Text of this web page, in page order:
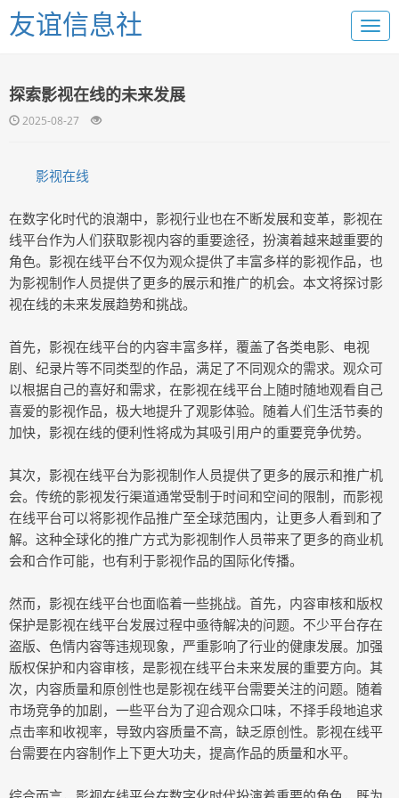
友谊信息社
探索影视在线的未来发展
2025-08-27
影视在线
在数字化时代的浪潮中，影视行业也在不断发展和变革，影视在
线平台作为人们获取影视内容的重要途径，扮演着越来越重要的
角色。影视在线平台不仅为观众提供了丰富多样的影视作品，也
为影视制作人员提供了更多的展示和推广的机会。本文将探讨影
视在线的未来发展趋势和挑战。
首先，影视在线平台的内容丰富多样，覆盖了各类电影、电视
剧、纪录片等不同类型的作品，满足了不同观众的需求。观众可
以根据自己的喜好和需求，在影视在线平台上随时随地观看自己
喜爱的影视作品，极大地提升了观影体验。随着人们生活节奏的
加快，影视在线的便利性将成为其吸引用户的重要竞争优势。
其次，影视在线平台为影视制作人员提供了更多的展示和推广机
会。传统的影视发行渠道通常受制于时间和空间的限制，而影视
在线平台可以将影视作品推广至全球范围内，让更多人看到和了
解。这种全球化的推广方式为影视制作人员带来了更多的商业机
会和合作可能，也有利于影视作品的国际化传播。
然而，影视在线平台也面临着一些挑战。首先，内容审核和版权
保护是影视在线平台发展过程中亟待解决的问题。不少平台存在
盗版、色情内容等违规现象，严重影响了行业的健康发展。加强
版权保护和内容审核，是影视在线平台未来发展的重要方向。其
次，内容质量和原创性也是影视在线平台需要关注的问题。随着
市场竞争的加剧，一些平台为了迎合观众口味，不择手段地追求
点击率和收视率，导致内容质量不高，缺乏原创性。影视在线平
台需要在内容制作上下更大功夫，提高作品的质量和水平。